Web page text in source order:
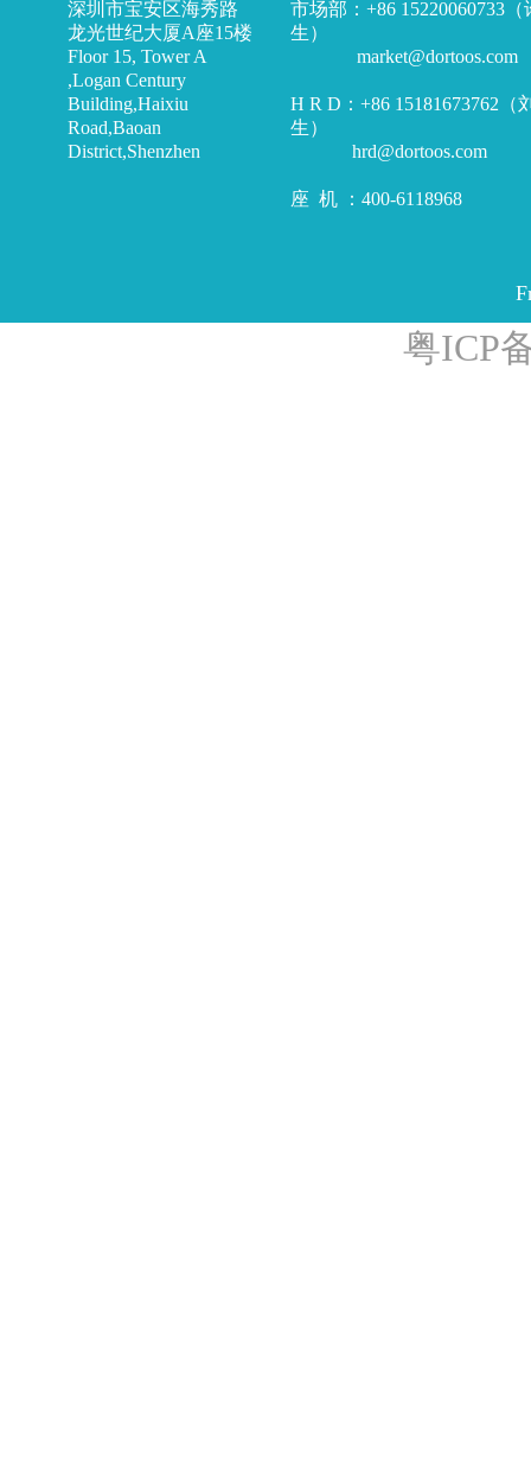
深圳市宝安区海秀路
龙光世纪大厦A座15楼
Floor 15, Tower A
,Logan Century
Building,Haixiu
Road,Baoan
District,Shenzhen
市场部：+86 15220060733（
生）
market@dortoos.com
H R D：+86 15181673762（
生）
hrd@dortoos.com
座 机 ：400-6118968
粤ICP